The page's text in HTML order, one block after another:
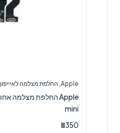
Apple החלפת מצלמה לאיייפון
mini
₪350